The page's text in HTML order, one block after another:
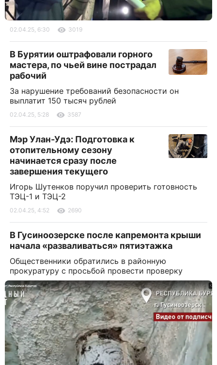
02.04.25, 6:30 3019
В Бурятии оштрафовали горного
мастера, по чьей вине пострадал
рабочий
За нарушение требований безопасности он
выплатит 150 тысяч рублей
02.04.25, 5:28 3587
Мэр Улан-Удэ: Подготовка к
отопительному сезону
начинается сразу после
завершения текущего
Игорь Шутенков поручил проверить готовность
ТЭЦ-1 и ТЭЦ-2
02.04.25, 4:52 2690
В Гусиноозерске после капремонта крыши
начала «разваливаться» пятиэтажка
Общественники обратились в районную
прокуратуру с просьбой провести проверку